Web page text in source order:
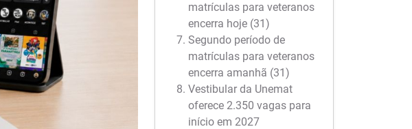
matrículas para veteranos
encerra hoje (31)
Segundo período de
matrículas para veteranos
encerra amanhã (31)
Vestibular da Unemat
oferece 2.350 vagas para
início em 2027